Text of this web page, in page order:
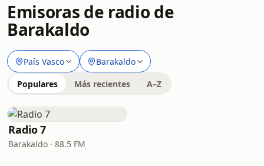
Emisoras de radio de
Barakaldo
País Vasco Barakaldo
Populares Más recientes A–Z
Radio 7
Barakaldo · 88.5 FM